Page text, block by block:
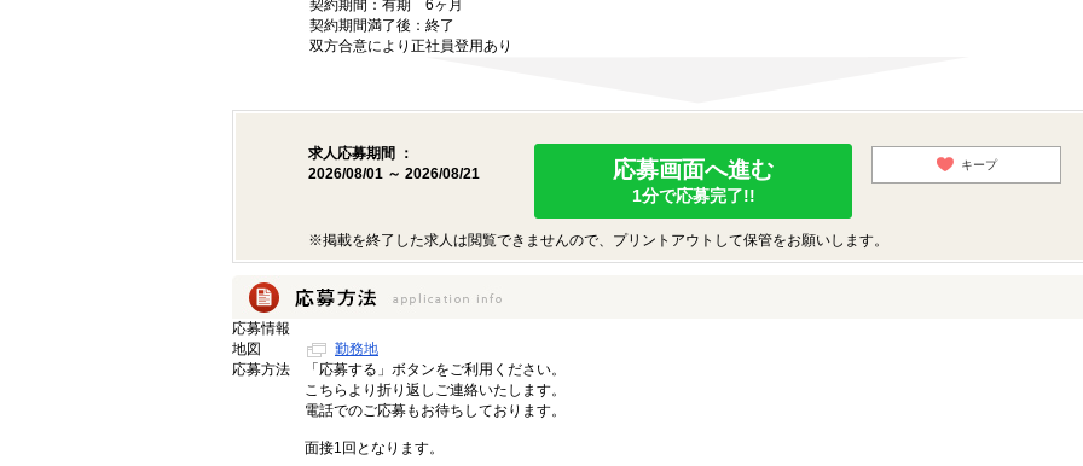
契約期間：有期 6ヶ月
契約期間満了後：終了
双方合意により正社員登用あり
求人応募期間 ：
2026/08/01 ～ 2026/08/21
応募画面へ進む
1分で応募完了!!
キープ
※掲載を終了した求人は閲覧できませんので、プリントアウトして保管をお願いします。
応募情報
地図
勤務地
応募方法
「応募する」ボタンをご利用ください。
こちらより折り返しご連絡いたします。
電話でのご応募もお待ちしております。
面接1回となります。